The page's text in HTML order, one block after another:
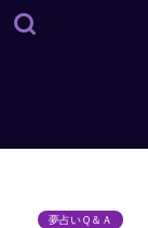
夢占いＱ＆Ａ